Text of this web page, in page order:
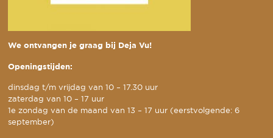
We ontvangen je graag bij Deja Vu!
Openingstijden:
dinsdag t/m vrijdag van 10 – 17.30 uur
zaterdag van 10 – 17 uur
1e zondag van de maand van 13 – 17 uur (eerstvolgende: 6
september)